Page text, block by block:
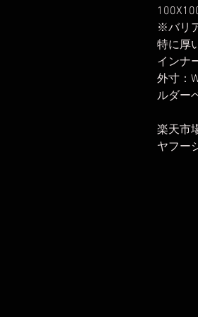
※バリ
特に厚
インナ
外寸：
ルダー
楽天市
ヤフー